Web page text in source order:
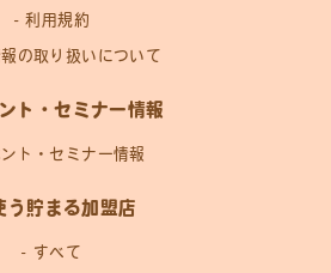
利用規約
の取り扱いについて
ト・セミナー情報
ト・セミナー情報
う貯まる加盟店
すべて